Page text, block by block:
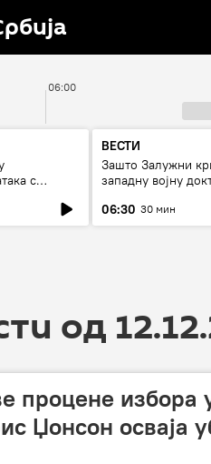
06:00
с
ВЕСТИ
Зашто Залужни
западну војну
06:30 30 мин
од
процене избора
Џонсон осваја